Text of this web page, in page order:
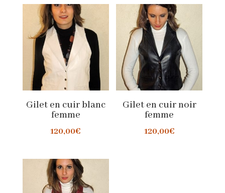
Gilet en cuir blanc
femme
120,00€
Gilet en cuir noir
femme
120,00€